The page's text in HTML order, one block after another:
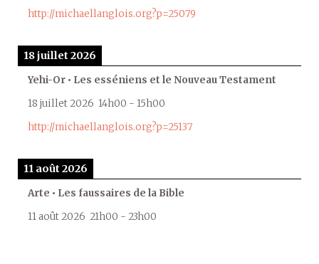
http://michaellanglois.org?p=25079
18 juillet 2026
Yehi-Or • Les esséniens et le Nouveau Testament
18 juillet 2026 14h00 - 15h00
http://michaellanglois.org?p=25137
11 août 2026
Arte • Les faussaires de la Bible
11 août 2026 21h00 - 23h00